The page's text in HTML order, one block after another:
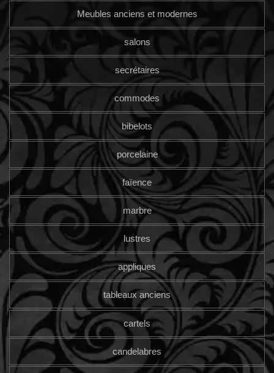
Meubles anciens et modernes
salons
secrétaires
commodes
bibelots
porcelaine
faïence
marbre
lustres
appliques
tableaux anciens
cartels
candelabres